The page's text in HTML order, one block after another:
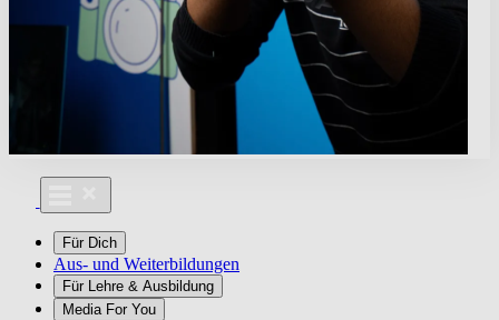
Für Dich
Aus- und Weiterbildungen
Für Lehre & Ausbildung
Media For You